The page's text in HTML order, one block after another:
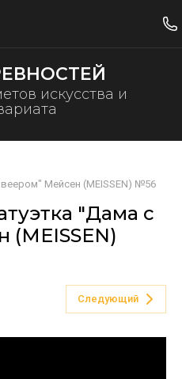
искусства и
Мейсен (MEISSEN) №56
"Дама с
Следующий